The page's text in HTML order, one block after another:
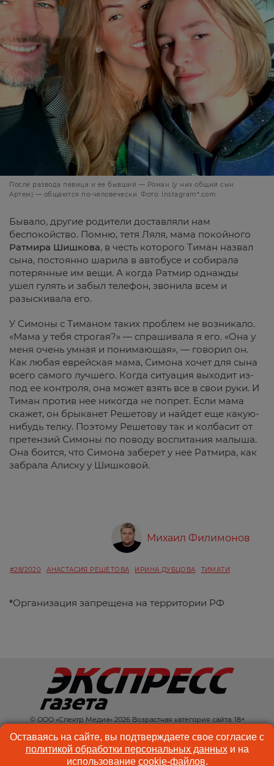
После развода певица и ее бывший — Роман (у них общий сын
Артем) — общаются по-человечески. Фото: Instagram*.com
Бывало, другие родители доставляли нам
беспокойство. Помню, тетя Ляля, мама покойного
Ратмира Шишкова, в честь которого Тиман назвал
сына, постоянно шарила в автобусе и собирала
потерянные им вещи. А когда Ратмир однажды
ушел гулять и забыл телефон, звонила всем и
разыскивала его.
У Симоны с Тиманом таких проблем не возникало.
«Мама у тебя строгая?» — спрашивала я его. «Она у
меня очень умная и понимающая», — говорил он.
Как любая еврейская мама, Симона хочет для сына
всего самого лучшего. Когда ситуация выходит из-
под ее контроля, она может взять все в свои руки. И
Тиман против нее никогда не попрет. Если мама
скажет, он брыканет Решетову и найдет еще какую-
нибудь телку. Поэтому Решетову так и колбасит от
претензий Симоны по поводу воспитания малыша.
Она боится, что Симона заберет у нее Ратмира, как
забрала Алиску у Шишковой.
Михаил Филимонов
#28/2020 АНАСТАСИЯ РЕШЕТОВА ИРИНА ДУБЦОВА ТИМАТИ
*Организация запрещена на территории РФ
© ООО «Спектр Медиа» 2026 Возрастная категория сайта: 18+
КОНТАКТЫ
РЕКЛАМА
КУКИ-ФАЙЛЫ
ПОЛЬЗОВАТЕЛЬСКОЕ
Оставаясь на сайте, вы подтверждаете свое согласие с
политикой обработки персональных данныхи на
использование cookie-файлов.